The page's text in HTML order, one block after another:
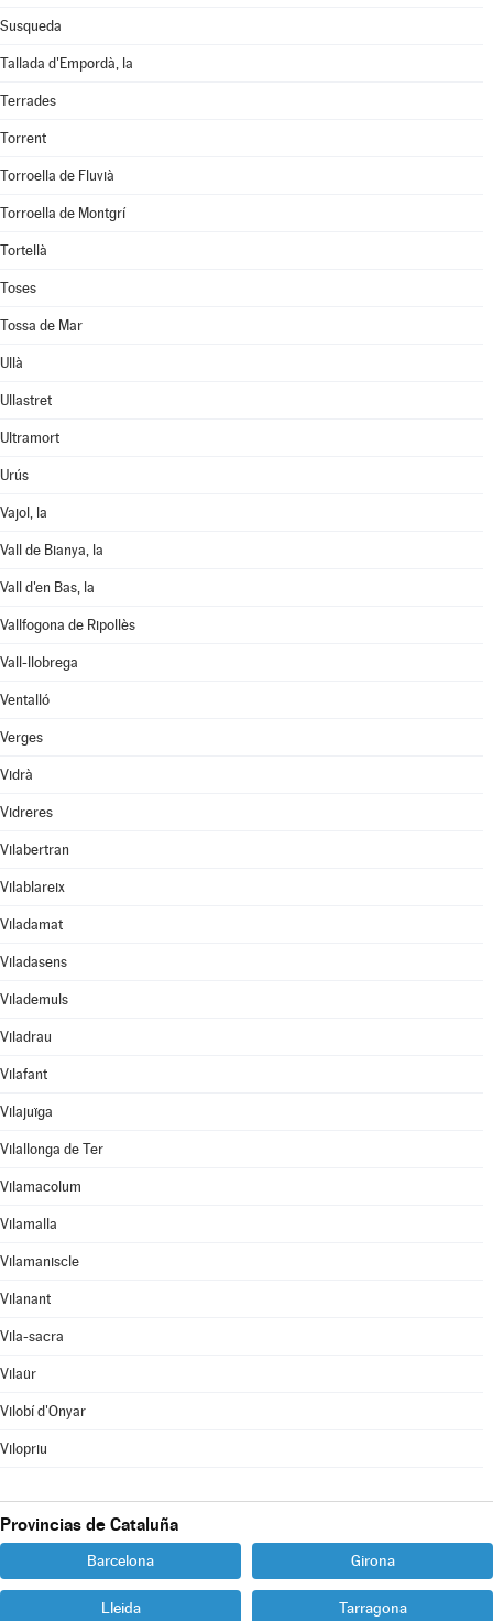
Susqueda
Tallada d'Empordà, la
Terrades
Torrent
Torroella de Fluvià
Torroella de Montgrí
Tortellà
Toses
Tossa de Mar
Ullà
Ullastret
Ultramort
Urús
Vajol, la
Vall de Bianya, la
Vall d'en Bas, la
Vallfogona de Ripollès
Vall-llobrega
Ventalló
Verges
Vidrà
Vidreres
Vilabertran
Vilablareix
Viladamat
Viladasens
Vilademuls
Viladrau
Vilafant
Vilajuïga
Vilallonga de Ter
Vilamacolum
Vilamalla
Vilamaniscle
Vilanant
Vila-sacra
Vilaür
Vilobí d'Onyar
Vilopriu
Provincias de Cataluña
Barcelona Girona
Lleida Tarragona